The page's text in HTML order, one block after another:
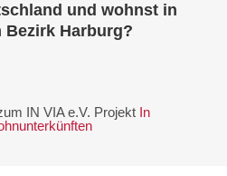
und wohnst in
Harburg?
IN VIA e.V. Projekt In